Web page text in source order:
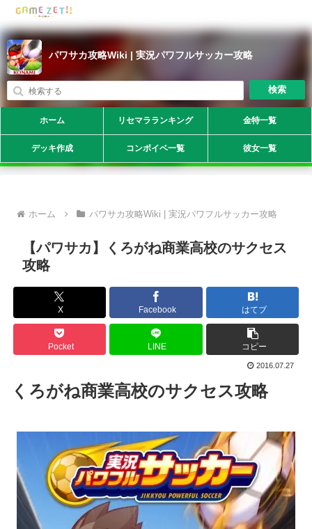
パワサカ攻略Wiki | 実況パワフルサッカー攻略
検索
ホーム リセマラランキング 金特一覧
デッキ作成 コンボイベ一覧 彼女一覧
ホーム パワサカ攻略Wiki | 実況パワフルサッカー攻略
【パワサカ】くろがね商業高校のサクセス
攻略
X Facebook はてブ
Pocket LINE コピー
2016.07.27
くろがね商業高校のサクセス攻略